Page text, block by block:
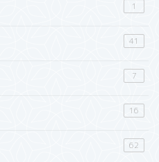
1
41
7
16
62